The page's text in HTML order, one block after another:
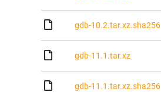
gdb-10.2.tar.xz.sha256
gdb-11.1.tar.xz
gdb-11.1.tar.xz.sha256